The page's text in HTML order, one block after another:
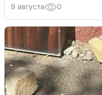
9 августа 0